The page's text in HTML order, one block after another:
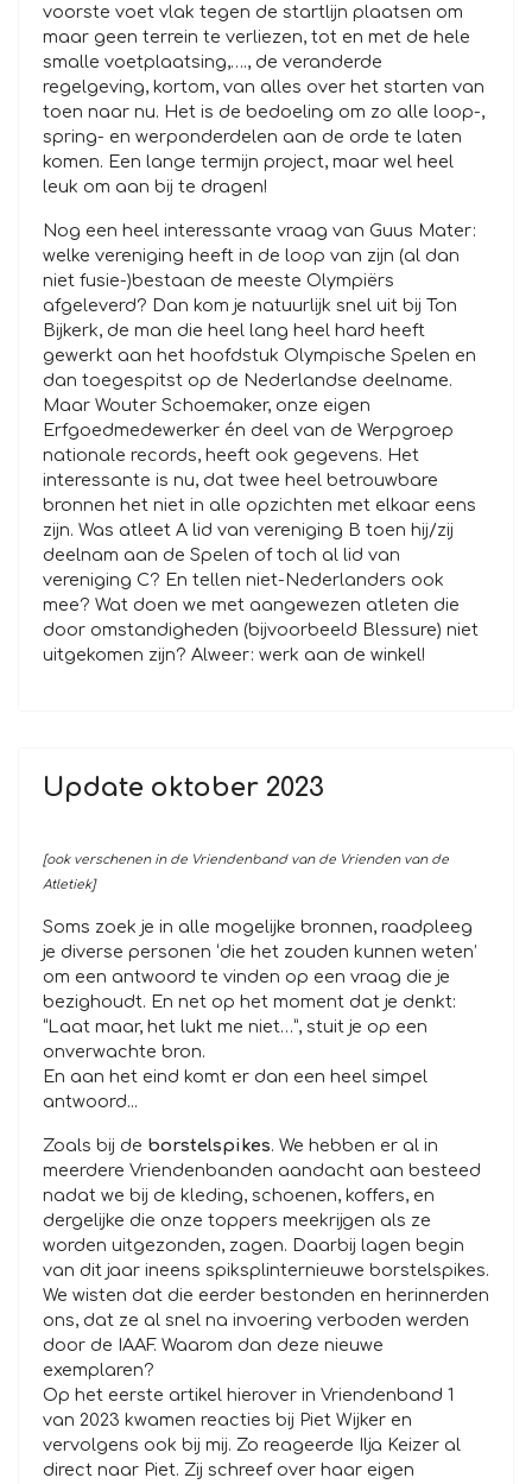
voorste voet vlak tegen de startlijn plaatsen om
maar geen terrein te verliezen, tot en met de hele
smalle voetplaatsing,…., de veranderde
regelgeving, kortom, van alles over het starten van
toen naar nu. Het is de bedoeling om zo alle loop-,
spring- en werponderdelen aan de orde te laten
komen. Een lange termijn project, maar wel heel
leuk om aan bij te dragen!
Nog een heel interessante vraag van Guus Mater:
welke vereniging heeft in de loop van zijn (al dan
niet fusie-)bestaan de meeste Olympiërs
afgeleverd? Dan kom je natuurlijk snel uit bij Ton
Bijkerk, de man die heel lang heel hard heeft
gewerkt aan het hoofdstuk Olympische Spelen en
dan toegespitst op de Nederlandse deelname.
Maar Wouter Schoemaker, onze eigen
Erfgoedmedewerker én deel van de Werpgroep
nationale records, heeft ook gegevens. Het
interessante is nu, dat twee heel betrouwbare
bronnen het niet in alle opzichten met elkaar eens
zijn. Was atleet A lid van vereniging B toen hij/zij
deelnam aan de Spelen of toch al lid van
vereniging C? En tellen niet-Nederlanders ook
mee? Wat doen we met aangewezen atleten die
door omstandigheden (bijvoorbeeld Blessure) niet
uitgekomen zijn? Alweer: werk aan de winkel!
Update oktober 2023
[ook verschenen in de Vriendenband van de Vrienden van de
Atletiek]
Soms zoek je in alle mogelijke bronnen, raadpleeg
je diverse personen ‘die het zouden kunnen weten’
om een antwoord te vinden op een vraag die je
bezighoudt. En net op het moment dat je denkt:
“Laat maar, het lukt me niet…”, stuit je op een
onverwachte bron.
En aan het eind komt er dan een heel simpel
antwoord...
Zoals bij de borstelspikes. We hebben er al in
meerdere Vriendenbanden aandacht aan besteed
nadat we bij de kleding, schoenen, koffers, en
dergelijke die onze toppers meekrijgen als ze
worden uitgezonden, zagen. Daarbij lagen begin
van dit jaar ineens spiksplinternieuwe borstelspikes.
We wisten dat die eerder bestonden en herinnerden
ons, dat ze al snel na invoering verboden werden
door de IAAF. Waarom dan deze nieuwe
exemplaren?
Op het eerste artikel hierover in Vriendenband 1
van 2023 kwamen reacties bij Piet Wijker en
vervolgens ook bij mij. Zo reageerde Ilja Keizer al
direct naar Piet. Zij schreef over haar eigen